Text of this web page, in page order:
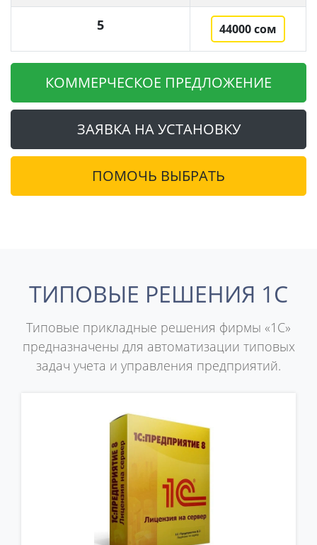
5 44000 сом
КОММЕРЧЕСКОЕ ПРЕДЛОЖЕНИЕ
ЗАЯВКА НА УСТАНОВКУ
ПОМОЧЬ ВЫБРАТЬ
ТИПОВЫЕ РЕШЕНИЯ 1С
Типовые прикладные решения фирмы «1С»
предназначены для автоматизации типовых
задач учета и управления предприятий.